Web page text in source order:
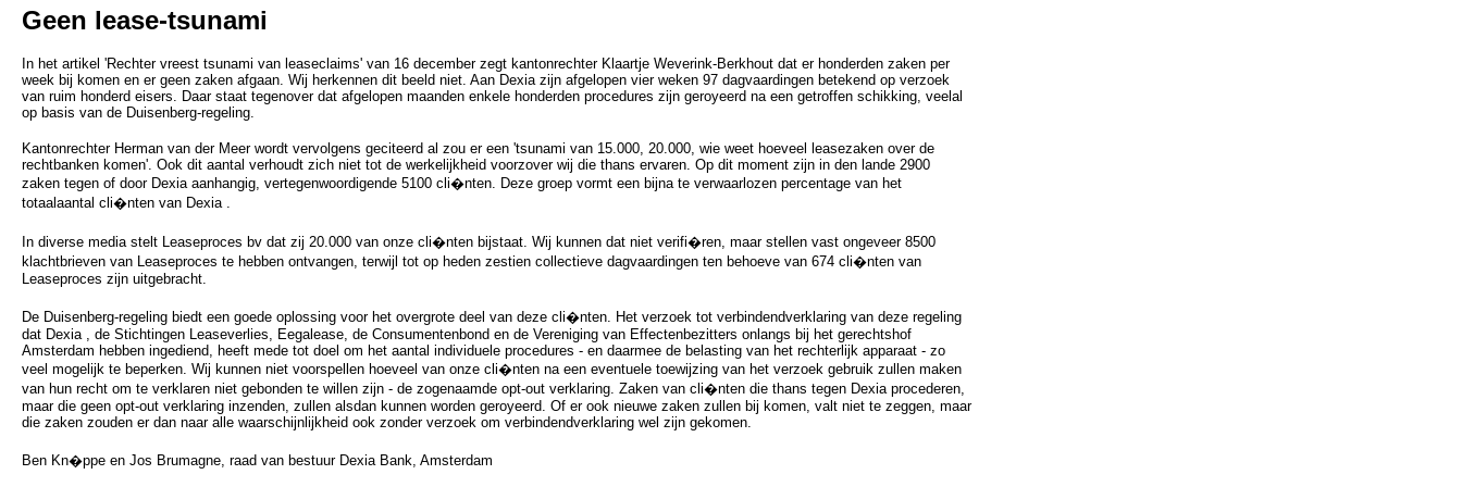
Geen lease-tsunami
In het artikel 'Rechter vreest tsunami van leaseclaims' van 16 december zegt kantonrechter Klaartje Weverink-Berkhout dat er honderden zaken per
week bij komen en er geen zaken afgaan. Wij herkennen dit beeld niet. Aan Dexia zijn afgelopen vier weken 97 dagvaardingen betekend op verzoek
van ruim honderd eisers. Daar staat tegenover dat afgelopen maanden enkele honderden procedures zijn geroyeerd na een getroffen schikking, veelal
op basis van de Duisenberg-regeling.
Kantonrechter Herman van der Meer wordt vervolgens geciteerd al zou er een 'tsunami van 15.000, 20.000, wie weet hoeveel leasezaken over de
rechtbanken komen'. Ook dit aantal verhoudt zich niet tot de werkelijkheid voorzover wij die thans ervaren. Op dit moment zijn in den lande 2900
zaken tegen of door Dexia aanhangig, vertegenwoordigende 5100 cli�nten. Deze groep vormt een bijna te verwaarlozen percentage van het
totaalaantal cli�nten van Dexia .
In diverse media stelt Leaseproces bv dat zij 20.000 van onze cli�nten bijstaat. Wij kunnen dat niet verifi�ren, maar stellen vast ongeveer 8500
klachtbrieven van Leaseproces te hebben ontvangen, terwijl tot op heden zestien collectieve dagvaardingen ten behoeve van 674 cli�nten van
Leaseproces zijn uitgebracht.
De Duisenberg-regeling biedt een goede oplossing voor het overgrote deel van deze cli�nten. Het verzoek tot verbindendverklaring van deze regeling
dat Dexia , de Stichtingen Leaseverlies, Eegalease, de Consumentenbond en de Vereniging van Effectenbezitters onlangs bij het gerechtshof
Amsterdam hebben ingediend, heeft mede tot doel om het aantal individuele procedures - en daarmee de belasting van het rechterlijk apparaat - zo
veel mogelijk te beperken. Wij kunnen niet voorspellen hoeveel van onze cli�nten na een eventuele toewijzing van het verzoek gebruik zullen maken
van hun recht om te verklaren niet gebonden te willen zijn - de zogenaamde opt-out verklaring. Zaken van cli�nten die thans tegen Dexia procederen,
maar die geen opt-out verklaring inzenden, zullen alsdan kunnen worden geroyeerd. Of er ook nieuwe zaken zullen bij komen, valt niet te zeggen, maar
die zaken zouden er dan naar alle waarschijnlijkheid ook zonder verzoek om verbindendverklaring wel zijn gekomen.
Ben Kn�ppe en Jos Brumagne, raad van bestuur Dexia Bank, Amsterdam